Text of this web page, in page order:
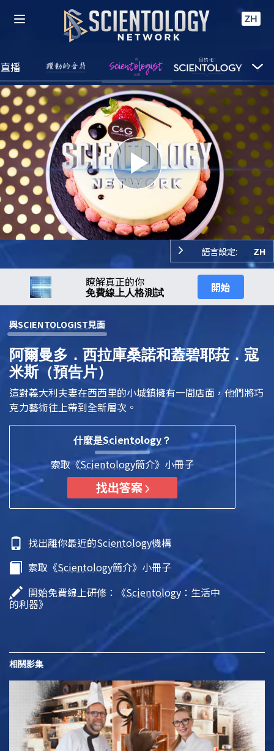
ZH
直播
Play
Video
語言設定: ZH
瞭解真正的你
免費線上人格測試 開始
與SCIENTOLOGIST見面
阿爾曼多．西拉庫桑諾和蓋碧耶菈．寇
米斯（預告片）
這對義大利夫妻在西西里的小城鎮擁有一間店面，他們將巧
克力藝術往上帶到全新層次。
什麼是Scientology ？
索取《Scientology簡介》小冊子
找出答案
找出離你最近的Scientology機構
索取《Scientology簡介》小冊子
開始免費線上研修：《Scientology ：生活中
的利器》
相關影集